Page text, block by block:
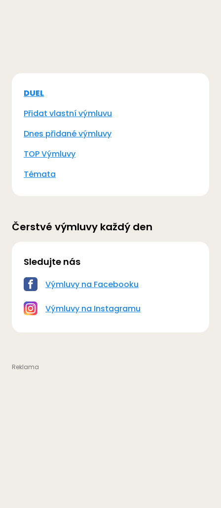
DUEL
Přidat vlastní výmluvu
Dnes přidané výmluvy
TOP Výmluvy
Témata
Čerstvé výmluvy každý den
Sledujte nás
Výmluvy na Facebooku
Výmluvy na Instagramu